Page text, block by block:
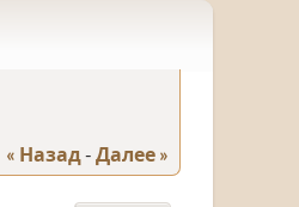
« Назад - Далее »